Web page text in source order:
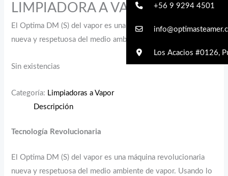
LIMPIADORA A VAPOR
El Optima DM (S) del vapor es una máquina revolucionaria
nueva y respetuosa del medio ambiente de vapor.
Sin existencias
Categoría: Limpiadoras a Vapor
Descripción
Tecnología Revolucionaria
El Optima DM (S) del vapor es una máquina revolucionaria
nueva y respetuosa del medio ambiente de vapor. Usando lo
+56 9 9294 4501
Los Acacios #0126,